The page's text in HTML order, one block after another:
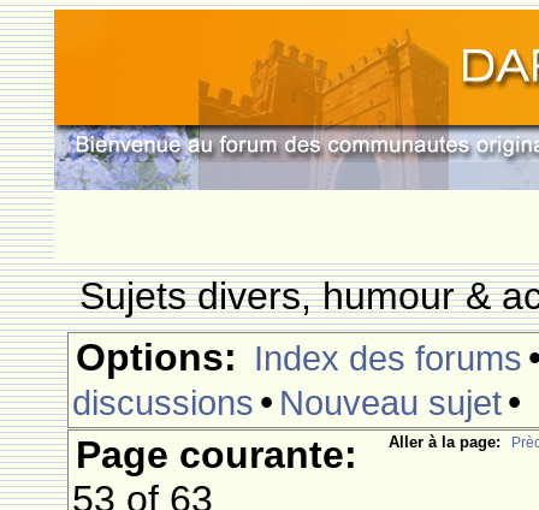
Sujets divers, humour &
Options: Index des forums
discussions • Nouveau sujet•
Aller à la page:
Page courante:
53 of 63